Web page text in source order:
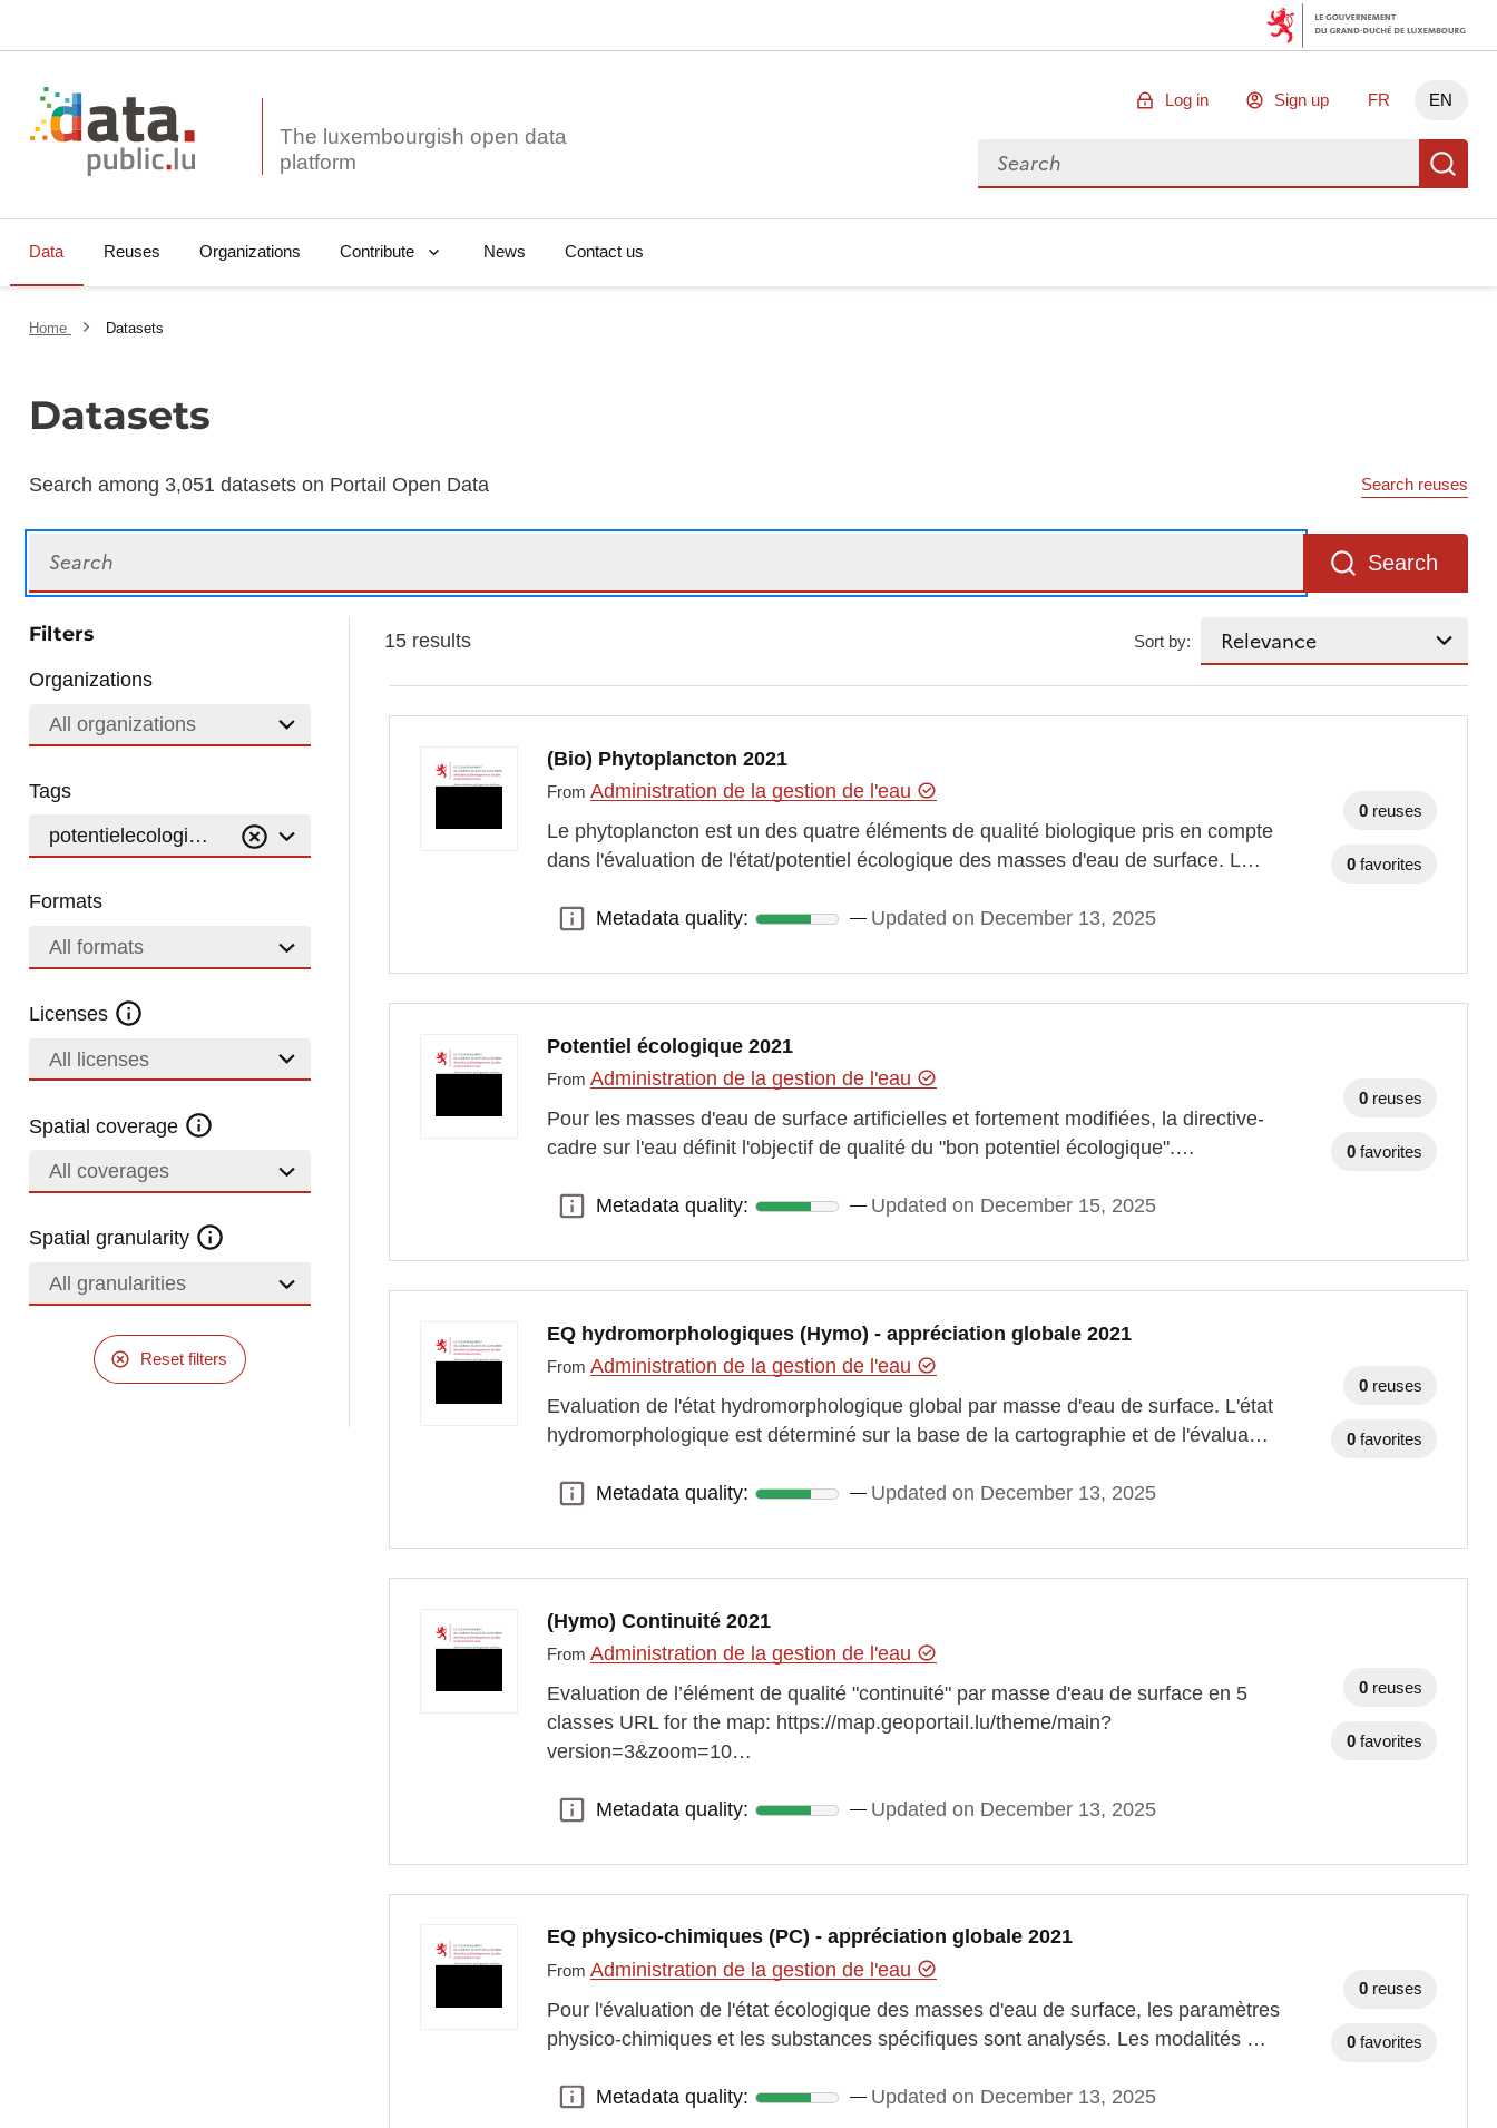
The luxembourgish open data
Log in Sign up FR EN
Search for data
Data Reuses Organizations Contribute News Contact us
Home Datasets
Datasets
Search among 3,051 datasets on Portail Open Data Search reuses
Search
Filters
Organizations
All organizations
Tags
potentielecologique
Formats
All formats
Licenses
All licenses
Spatial coverage
All coverages
Spatial granularity
All granularities
Reset filters
15 results Sort by:
(Bio) Phytoplancton 2021
FromAdministration de la gestion de l'eau
Le phytoplancton est un des quatre éléments de qualité biologique pris en compte
dans l'évaluation de l'état/potentiel écologique des masses d'eau de surface. L…
Metadata quality:
Metadata quality: Updated on December 13, 2025
0 reuses
0 favorites
Potentiel écologique 2021
FromAdministration de la gestion de l'eau
Pour les masses d'eau de surface artificielles et fortement modifiées, la directive-
cadre sur l'eau définit l'objectif de qualité du "bon potentiel écologique".…
Metadata quality:
Metadata quality: Updated on December 15, 2025
0 reuses
0 favorites
EQ hydromorphologiques (Hymo) - appréciation globale 2021
FromAdministration de la gestion de l'eau
Evaluation de l'état hydromorphologique global par masse d'eau de surface. L'état
hydromorphologique est déterminé sur la base de la cartographie et de l'évalua…
Metadata quality:
Metadata quality: Updated on December 13, 2025
0 reuses
0 favorites
(Hymo) Continuité 2021
FromAdministration de la gestion de l'eau
Evaluation de l’élément de qualité "continuité" par masse d'eau de surface en 5
classes URL for the map: https://map.geoportail.lu/theme/main?
version=3&zoom=10…
Metadata quality:
Metadata quality: Updated on December 13, 2025
0 reuses
0 favorites
EQ physico-chimiques (PC) - appréciation globale 2021
FromAdministration de la gestion de l'eau
Pour l'évaluation de l'état écologique des masses d'eau de surface, les paramètres
physico-chimiques et les substances spécifiques sont analysés. Les modalités …
Metadata quality:
Metadata quality: Updated on December 13, 2025
0 reuses
0 favorites